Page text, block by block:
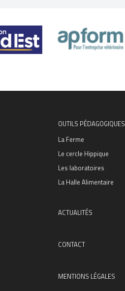
OUTILS PÉDAGOGIQUES
La Ferme
Le cercle Hippique
Les laboratoires
La Halle Alimentaire
ACTUALITÉS
CONTACT
MENTIONS LÉGALES